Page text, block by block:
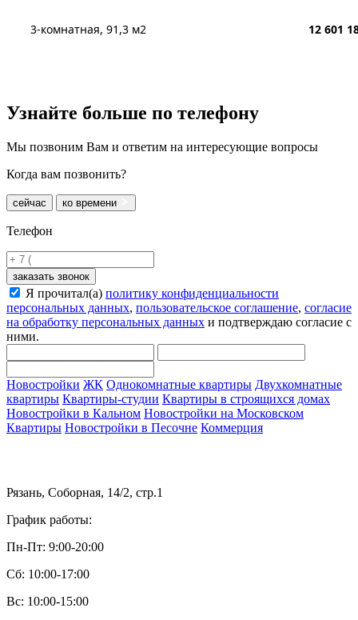
3-комнатная, 91,3 м2 12 601
Узнайте больше по телефону
Мы позвоним Вам и ответим на интересующие вопросы
Когда вам позвонить?
сейчас ко времени
Телефон
заказать звонок
Я прочитал(а) политику конфиденциальности
персональных данных, пользовательское соглашение, согласие
на обработку персональных данных и подтверждаю согласие с
ними.
Новостройки ЖК Однокомнатные квартиры Двухкомнатные
квартиры Квартиры-студии Квартиры в строящихся домах
Новостройки в Кальном Новостройки на Московском
Квартиры Новостройки в Песочне Коммерция
Рязань, Соборная, 14/2, стр.1
График работы:
Пн-Пт: 9:00-20:00
Сб: 10:00-17:00
Вс: 10:00-15:00